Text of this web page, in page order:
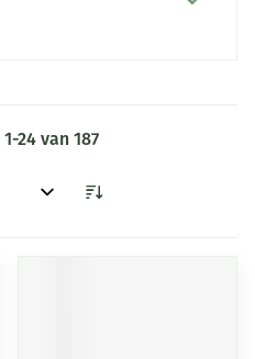
1-24 van 187